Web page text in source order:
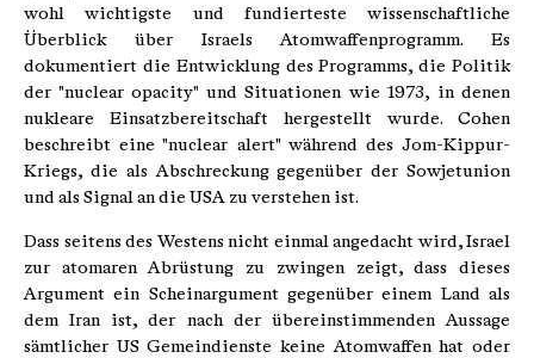
wohl wichtigste und fundierteste wissenschaftliche
Überblick über Israels Atomwaffenprogramm. Es
dokumentiert die Entwicklung des Programms, die Politik
der "nuclear opacity" und Situationen wie 1973, in denen
nukleare Einsatzbereitschaft hergestellt wurde. Cohen
beschreibt eine "nuclear alert" während des Jom-Kippur-
Kriegs, die als Abschreckung gegenüber der Sowjetunion
und als Signal an die USA zu verstehen ist.
Dass seitens des Westens nicht einmal angedacht wird, Israel
zur atomaren Abrüstung zu zwingen zeigt, dass dieses
Argument ein Scheinargument gegenüber einem Land als
dem Iran ist, der nach der übereinstimmenden Aussage
sämtlicher US Gemeindienste keine Atomwaffen hat oder